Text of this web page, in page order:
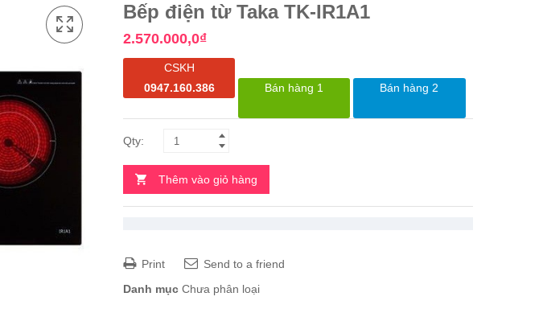
Bếp điện từ Taka TK-IR1A1
2.570.000,0₫
CSKH
0947.160.386
Bán hàng 1 Bán hàng 2
Thêm vào giỏ hàng
Print
Send to a friend
Danh mục Chưa phân loại